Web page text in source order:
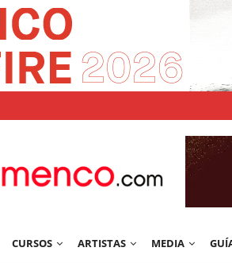
CURSOS ARTISTAS MEDIA